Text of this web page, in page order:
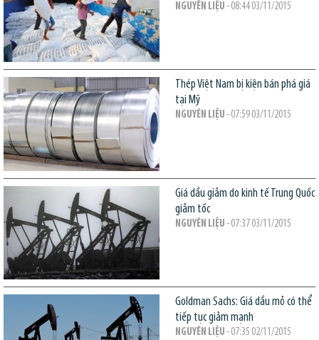
NGUYÊN LIỆU - 08:44 03/11/2015
Thép Việt Nam bị kiện bán phá giá
tại Mỹ
NGUYÊN LIỆU - 07:59 03/11/2015
Giá dầu giảm do kinh tế Trung Quốc
giảm tốc
NGUYÊN LIỆU - 07:37 03/11/2015
Goldman Sachs: Giá dầu mỏ có thể
tiếp tục giảm mạnh
NGUYÊN LIỆU - 07:35 02/11/2015